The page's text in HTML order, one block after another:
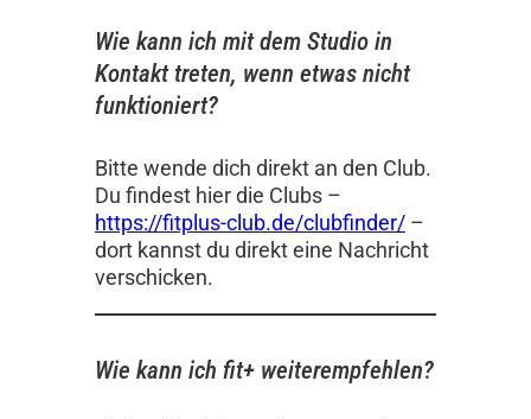
Wie kann ich mit dem Studio in
Kontakt treten, wenn etwas nicht
funktioniert?
Bitte wende dich direkt an den Club.
Du findest hier die Clubs –
https://fitplus-club.de/clubfinder/ –
dort kannst du direkt eine Nachricht
verschicken.
Wie kann ich fit+ weiterempfehlen?